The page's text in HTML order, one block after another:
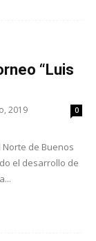
“Luis
2019 0
de Buenos
el desarrollo de